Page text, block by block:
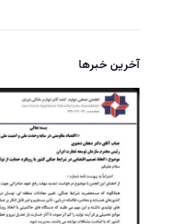
آخرین خبرها